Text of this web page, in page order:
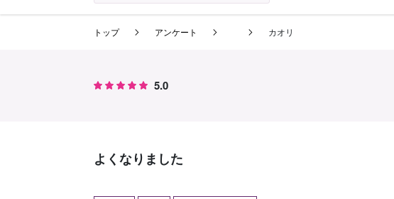
トップ アンケート カオリ
5.0
よくなりました